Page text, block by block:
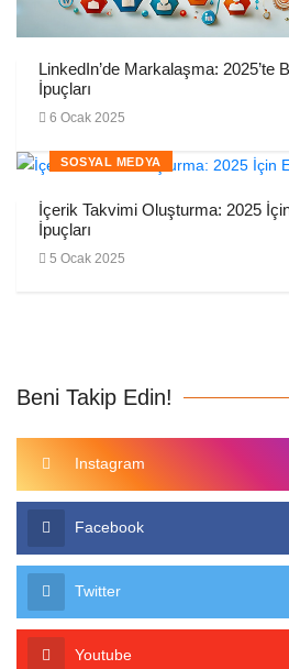
LinkedIn’de Markalaşma: 2025’te
İpuçları
6 Ocak 2025
SOSYAL MEDYA
İçerik Takvimi Oluşturma: 2025
İpuçları
5 Ocak 2025
Beni Takip Edin!
Instagram
Facebook
Twitter
Youtube